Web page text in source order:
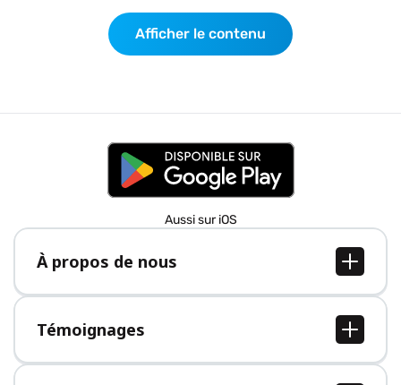
Afficher le contenu
Aussi sur iOS
À propos de nous
À propos de nous
Postes
Presse
Témoignages
Tous les témoignages